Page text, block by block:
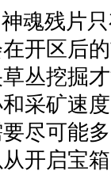
魂残片
开区后
丛挖掘
采矿速
尽可能
开启宝